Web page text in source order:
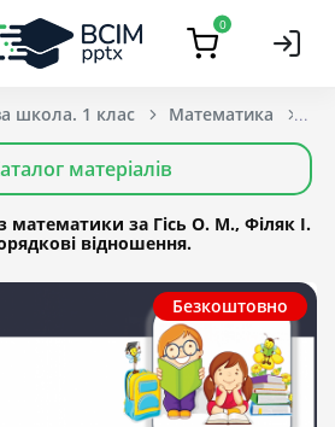
0
школа. 1 клас Математика
матеріалів
математики за Гісь О. М., Філяк І.
відношення.
Безкоштовно